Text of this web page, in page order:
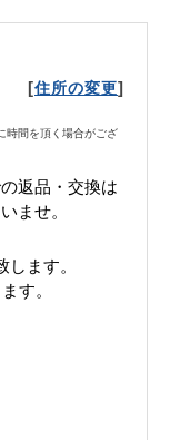
[住所の変更]
時間を頂く場合がござ
返品・交換は
ませ。
します。
す。